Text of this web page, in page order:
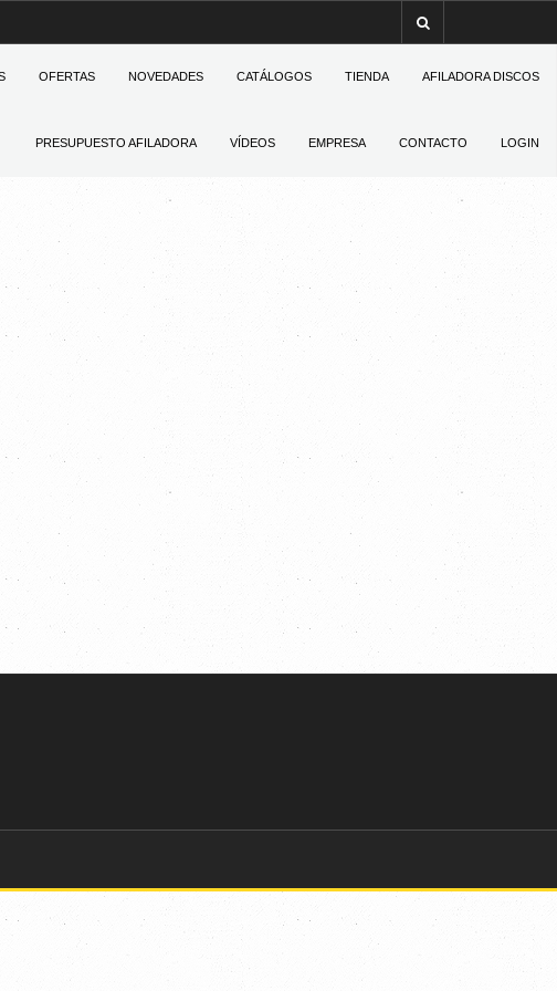
OFERTAS NOVEDADES CATÁLOGOS TIENDA AFILADORA DISCOS
PRESUPUESTO AFILADORA VÍDEOS EMPRESA CONTACTO LOGIN